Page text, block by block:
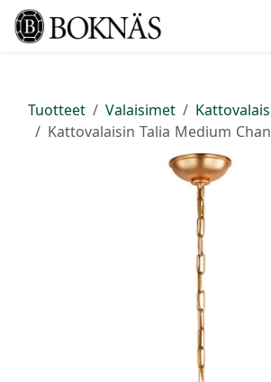
Siirry sisältöön
Tuotteet Valaisimet
Kattovalaisin Talia Medium